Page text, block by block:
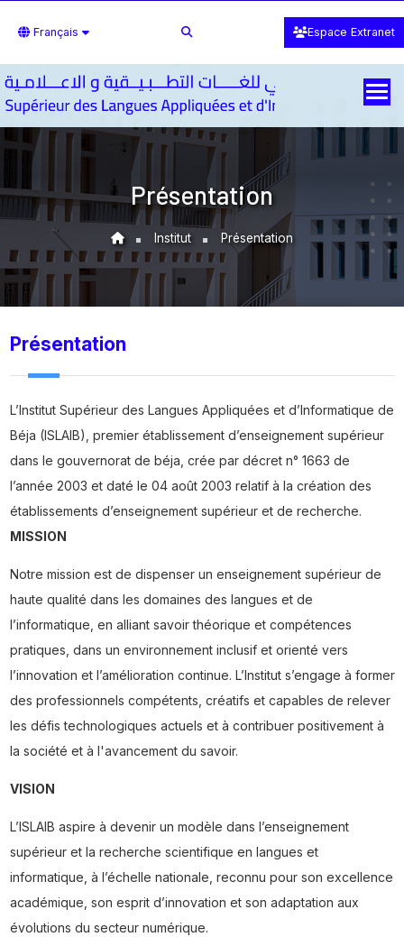
Français Espace Extranet
Présentation
Institut Présentation
Présentation
L’Institut Supérieur des Langues Appliquées et d’Informatique de
Béja (ISLAIB), premier établissement d’enseignement supérieur
dans le gouvernorat de béja, crée par décret n° 1663 de
l’année 2003 et daté le 04 août 2003 relatif à la création des
établissements d’enseignement supérieur et de recherche.
MISSION
Notre mission est de dispenser un enseignement supérieur de
haute qualité dans les domaines des langues et de
l’informatique, en alliant savoir théorique et compétences
pratiques, dans un environnement inclusif et orienté vers
l’innovation et l’amélioration continue. L’Institut s’engage à former
des professionnels compétents, créatifs et capables de relever
les défis technologiques actuels et à contribuer positivement à
la société et à l'avancement du savoir.
VISION
L’ISLAIB aspire à devenir un modèle dans l’enseignement
supérieur et la recherche scientifique en langues et
informatique, à l’échelle nationale, reconnu pour son excellence
académique, son esprit d’innovation et son adaptation aux
évolutions du secteur numérique.